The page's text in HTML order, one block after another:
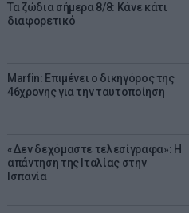
Τα ζώδια σήμερα 8/8: Κάνε κάτι
διαφορετικό
Marfin: Επιμένει ο δικηγόρος της
46χρονης για την ταυτοποίηση
«Δεν δεχόμαστε τελεσίγραφα»: Η
απάντηση της Ιταλίας στην
Ισπανία